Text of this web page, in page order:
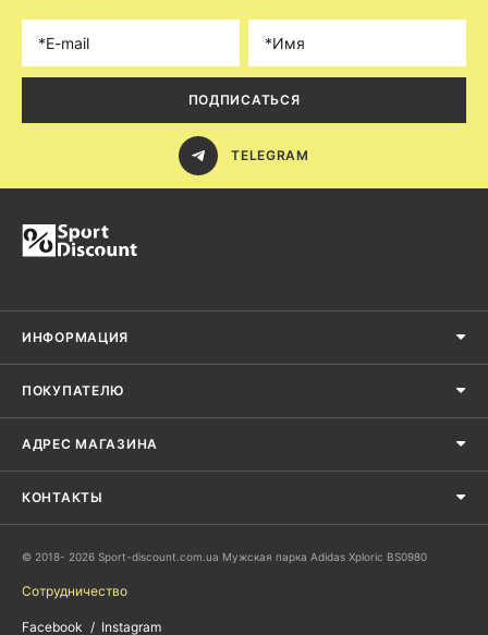
ПОДПИСАТЬСЯ
TELEGRAM
ИНФОРМАЦИЯ
ПОКУПАТЕЛЮ
АДРЕС МАГАЗИНА
КОНТАКТЫ
© 2018- 2026 Sport-discount.com.ua Мужская парка Adidas Xploric BS0980
Сотрудничество
Facebook Instagram